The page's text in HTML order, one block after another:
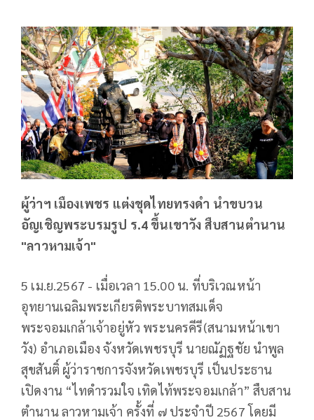
ผู้ว่าฯ เมืองเพชร แต่งชุดไทยทรงดำ นำขบวน
อัญเชิญพระบรมรูป ร.4 ขึ้นเขาวัง สืบสานตำนาน
"ลาวหามเจ้า"
5 เม.ย.2567 - เมื่อเวลา 15.00 น. ที่บริเวณหน้า
อุทยานเฉลิมพระเกียรติพระบาทสมเด็จ
พระจอมเกล้าเจ้าอยู่หัว พระนครคีรี(สนามหน้าเขา
วัง) อำเภอเมือง จังหวัดเพชรบุรี นายณัฏฐชัย นำพูล
สุขสันติ์ ผู้ว่าราชการจังหวัดเพชรบุรี เป็นประธาน
เปิดงาน “ไทดำรวมใจ เทิดไท้พระจอมเกล้า” สืบสาน
ตำนาน ลาวหามเจ้า ครั้งที่ ๗ ประจำปี 2567 โดยมี